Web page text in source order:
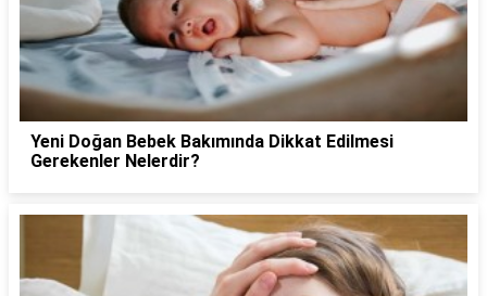
Yeni Doğan Bebek Bakımında Dikkat Edilmesi
Gerekenler Nelerdir?